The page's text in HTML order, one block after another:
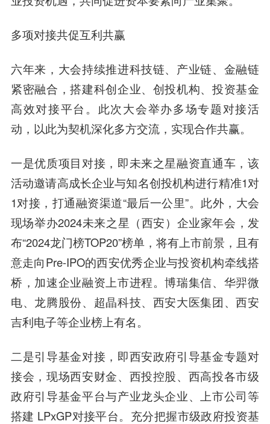
多项对接共促互利共赢
六年来，大会持续推进科技链、产业链、金融链
紧密融合，搭建科创企业、创投机构、投资基金
高效对接平台。此次大会举办多场专题对接活
动，以此为契机深化多方交流，实现合作共赢。
一是优质项目对接，即未来之星融资直通车，该
活动邀请高成长企业与知名创投机构进行精准1对
1对接，打通融资渠道“最后一公里”。此外，大会
现场举办2024未来之星（西安）企业家年会，发
布“2024龙门榜TOP20”榜单，将有上市前景，且有
意走向Pre-IPO的西安优秀企业与投资机构牵线搭
桥，加速企业融资上市进程。博瑞集信、华羿微
电、龙腾股份、超晶科技、西安大医集团、西安
吉利电子等企业榜上有名。
二是引导基金对接，即西安政府引导基金专题对
接会，现场西安财金、西投控股、西高投各市级
政府引导基金平台与产业龙头企业、上市公司等
搭建 LPxGP对接平台。充分把握市级政府投资基